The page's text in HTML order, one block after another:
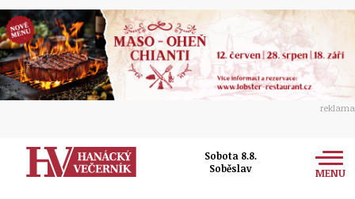
reklama
Sobota 8.8.
Soběslav
MENU